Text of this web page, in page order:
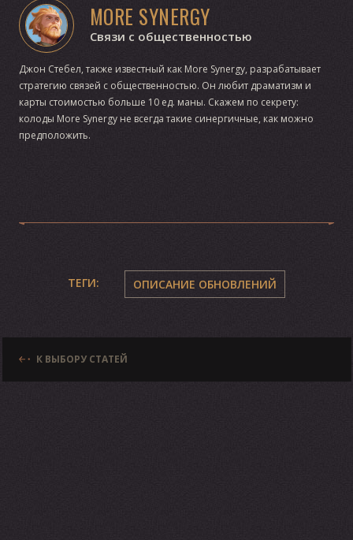
MORE SYNERGY
Связи с общественностью
Джон Стебел, также известный как More Synergy, разрабатывает
стратегию связей с общественностью. Он любит драматизм и
карты стоимостью больше 10 ед. маны. Скажем по секрету:
колоды More Synergy не всегда такие синергичные, как можно
предположить.
ТЕГИ: ОПИСАНИЕ ОБНОВЛЕНИЙ
К ВЫБОРУ СТАТЕЙ